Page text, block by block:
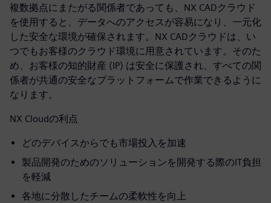
複数拠点にまたがる関係者であっても、NX CADクラウド
を使用すると、データへのアクセスが容易になり、一元化
した安全な環境が確保されます。NX CADクラウドは、い
つでもお客様のクラウド環境に用意されています。そのた
め、お客様の知的財産 (IP) は安全に保護され、すべての関
係者が共通の安全なプラットフォームで作業できるように
なります。
NX Cloudの利点
どのデバイスからでも市場投入を加速
製品開発のためのソリューションを開発する際のIT負担
を軽減
各地に分散したチームの柔軟性を向上